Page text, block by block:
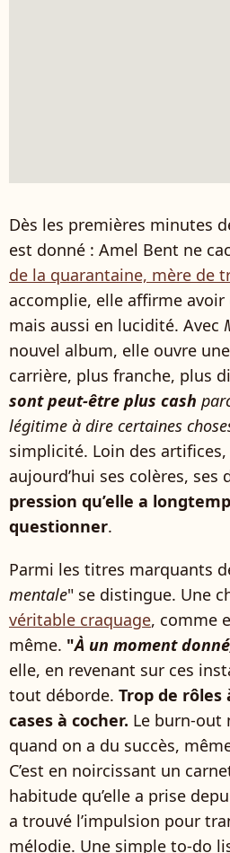
Dès les premières minutes
est donné : Amel Bent ne
de la quarantaine, mère de
accomplie, elle affirme
mais aussi en lucidité. Avec
nouvel album, elle ouvre
carrière, plus franche, plus
sont peut-être plus cash
légitime à dire certaines
simplicité. Loin des artifices,
aujourd’hui ses colères, ses
pression qu’elle a
questionner.
Parmi les titres marquants
mentale" se distingue. Une
véritable craquage, comme
même. "À un moment
elle, en revenant sur ces
tout déborde. Trop de
cases à cocher. Le burn-out
quand on a du succès,
C’est en noircissant un
habitude qu’elle a prise
a trouvé l’impulsion pour
mélodie. Une simple to-do